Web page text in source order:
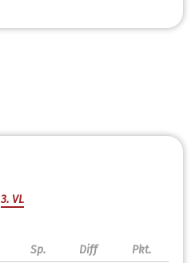
3. VL
Sp. Diff
Pkt.